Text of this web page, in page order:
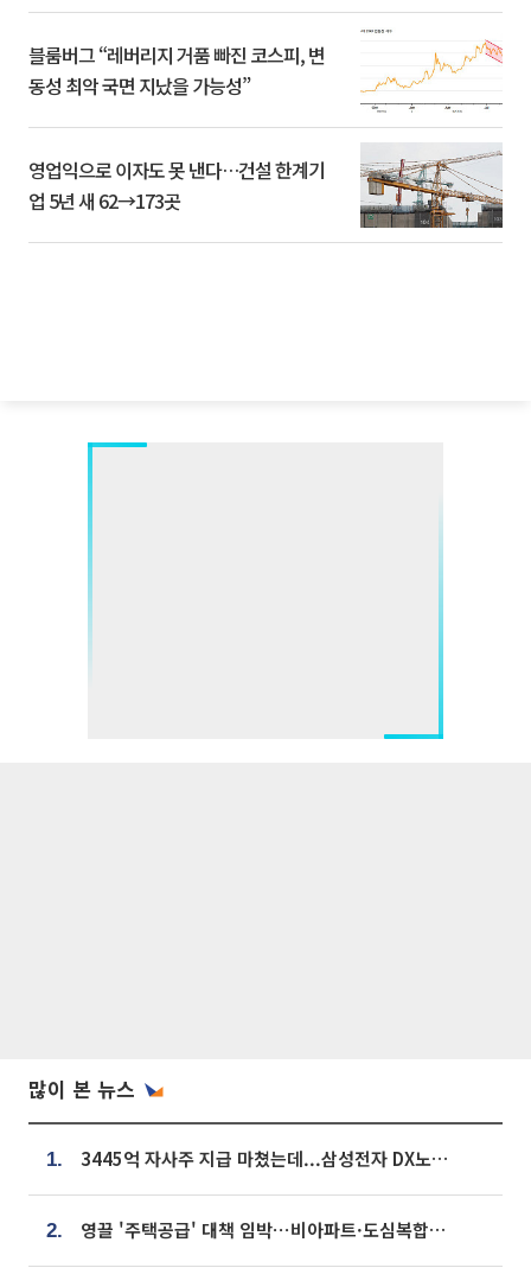
블룸버그 “레버리지 거품 빠진 코스피, 변
동성 최악 국면 지났을 가능성”
영업익으로 이자도 못 낸다…건설 한계기
업 5년 새 62→173곳
많이 본 뉴스
1. 3445억 자사주 지급 마쳤는데...삼성전자 DX노조, 뒤늦은 '떼쓰기 집회'
2. 영끌 '주택공급' 대책 임박⋯비아파트·도심복합까지 총동원